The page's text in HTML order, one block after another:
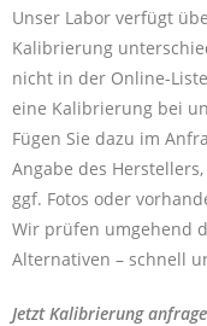
Unser Labor verfügt
Kalibrierung
nicht in der Online-
eine Kalibrierung bei
Fügen Sie dazu im
Angabe des
ggf. Fotos oder
Wir prüfen umgehend
Alternativen – schnell
Jetzt Kalibrierung